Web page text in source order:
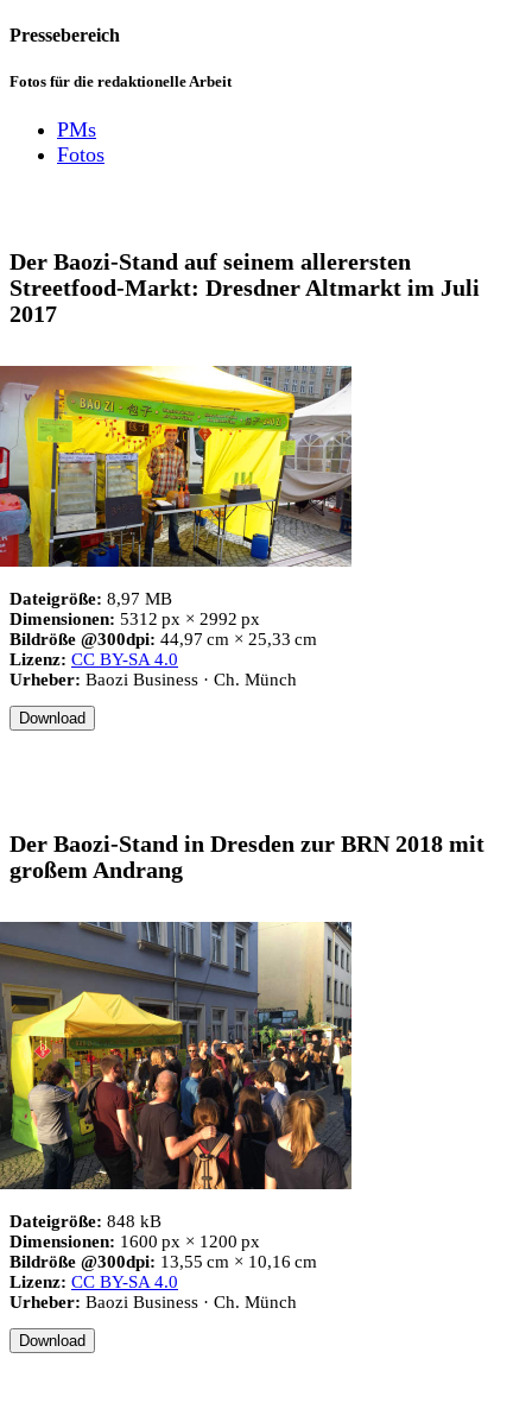
Pressebereich
Fotos für die redaktionelle Arbeit
PMs
Fotos
Der Baozi-Stand auf seinem allerersten
Streetfood-Markt: Dresdner Altmarkt im Juli
2017
Dateigröße: 8,97 MB
Dimensionen: 5312 px × 2992 px
Bildröße @300dpi: 44,97 cm × 25,33 cm
Lizenz: CC BY-SA 4.0
Urheber: Baozi Business · Ch. Münch
Download
Der Baozi-Stand in Dresden zur BRN 2018 mit
großem Andrang
Dateigröße: 848 kB
Dimensionen: 1600 px × 1200 px
Bildröße @300dpi: 13,55 cm × 10,16 cm
Lizenz: CC BY-SA 4.0
Urheber: Baozi Business · Ch. Münch
Download